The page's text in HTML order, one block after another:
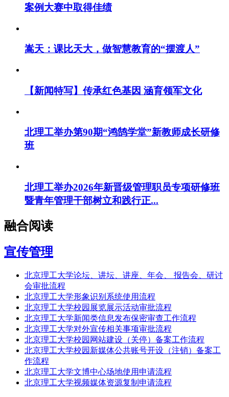
案例大赛中取得佳绩
嵩天：课比天大，做智慧教育的“摆渡人”
【新闻特写】传承红色基因 涵育领军文化
北理工举办第90期“鸿鹄学堂”新教师成长研修
班
北理工举办2026年新晋级管理职员专项研修班
暨青年管理干部树立和践行正...
融合阅读
宣传管理
北京理工大学论坛、讲坛、讲座、年会、 报告会、研讨
会审批流程
北京理工大学形象识别系统使用流程
北京理工大学校园展览展示活动审批流程
北京理工大学新闻类信息发布保密审查工作流程
北京理工大学对外宣传相关事项审批流程
北京理工大学校园网站建设（关停）备案工作流程
北京理工大学校园新媒体公共账号开设（注销）备案工
作流程
北京理工大学文博中心场地使用申请流程
北京理工大学视频媒体资源复制申请流程